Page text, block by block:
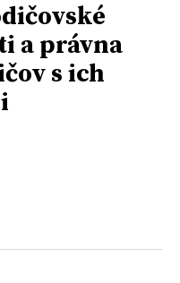
a právna
s ich